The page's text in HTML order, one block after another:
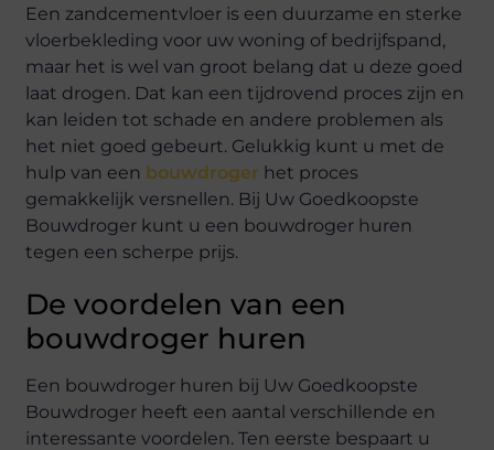
Een zandcementvloer is een duurzame en sterke
vloerbekleding voor uw woning of bedrijfspand,
maar het is wel van groot belang dat u deze goed
laat drogen. Dat kan een tijdrovend proces zijn en
kan leiden tot schade en andere problemen als
het niet goed gebeurt. Gelukkig kunt u met de
hulp van een bouwdroger het proces
gemakkelijk versnellen. Bij Uw Goedkoopste
Bouwdroger kunt u een bouwdroger huren
tegen een scherpe prijs.
De voordelen van een
bouwdroger huren
Een bouwdroger huren bij Uw Goedkoopste
Bouwdroger heeft een aantal verschillende en
interessante voordelen. Ten eerste bespaart u